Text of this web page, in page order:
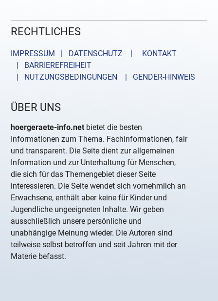
RECHTLICHES
IMPRESSUM | DATENSCHUTZ |
KONTAKT
| BARRIEREFREIHEIT
| NUTZUNGSBEDINGUNGEN
| GENDER-HINWEIS
ÜBER UNS
hoergeraete-info.net bietet die besten
Informationen zum Thema. Fachinformationen, fair
und transparent. Die Seite dient zur allgemeinen
Information und zur Unterhaltung für Menschen,
die sich für das Themengebiet dieser Seite
interessieren. Die Seite wendet sich vornehmlich an
Erwachsene, enthält aber keine für Kinder und
Jugendliche ungeeigneten Inhalte. Wir geben
ausschließlich unsere persönliche und
unabhängige Meinung wieder. Die Autoren sind
teilweise selbst betroffen und seit Jahren mit der
Materie befasst.